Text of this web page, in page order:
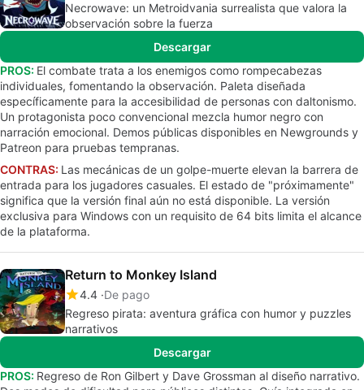
Necrowave: un Metroidvania surrealista que valora la
observación sobre la fuerza
Descargar
PROS: El combate trata a los enemigos como rompecabezas
individuales, fomentando la observación. Paleta diseñada
específicamente para la accesibilidad de personas con daltonismo.
Un protagonista poco convencional mezcla humor negro con
narración emocional. Demos públicas disponibles en Newgrounds y
Patreon para pruebas tempranas.
CONTRAS: Las mecánicas de un golpe-muerte elevan la barrera de
entrada para los jugadores casuales. El estado de "próximamente"
significa que la versión final aún no está disponible. La versión
exclusiva para Windows con un requisito de 64 bits limita el alcance
de la plataforma.
Return to Monkey Island
4.4 De pago
Regreso pirata: aventura gráfica con humor y puzzles
narrativos
Descargar
PROS: Regreso de Ron Gilbert y Dave Grossman al diseño narrativo.